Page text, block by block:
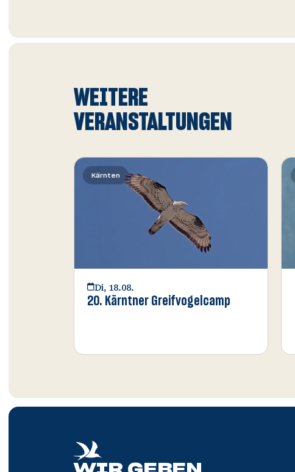
WEITERE
VERANSTALTUNGEN
Kärnten
Di, 18.08.
20. Kärntner Greifvogelcamp
Slide
1
von